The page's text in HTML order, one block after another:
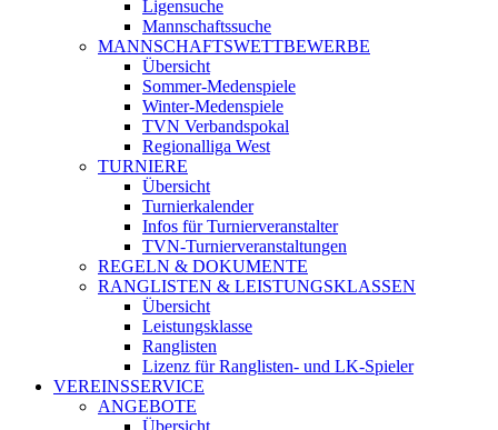
Ligensuche
Mannschaftssuche
MANNSCHAFTSWETTBEWERBE
Übersicht
Sommer-Medenspiele
Winter-Medenspiele
TVN Verbandspokal
Regionalliga West
TURNIERE
Übersicht
Turnierkalender
Infos für Turnierveranstalter
TVN-Turnierveranstaltungen
REGELN & DOKUMENTE
RANGLISTEN & LEISTUNGSKLASSEN
Übersicht
Leistungsklasse
Ranglisten
Lizenz für Ranglisten- und LK-Spieler
VEREINSSERVICE
ANGEBOTE
Übersicht